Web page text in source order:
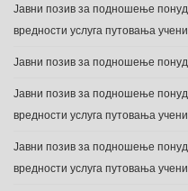
Јавни позив за подношење
вредности услуга путовања
Јавни позив за подношење
Јавни позив за подношење
вредности услуга путовања
Јавни позив за подношење
вредности услуга путовања